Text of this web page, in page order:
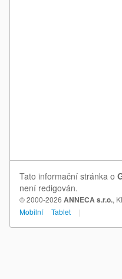
Tato informační stránka o
není redigován.
© 2000-2026 ANNECA s.r.o.,
Mobilní
Tablet |